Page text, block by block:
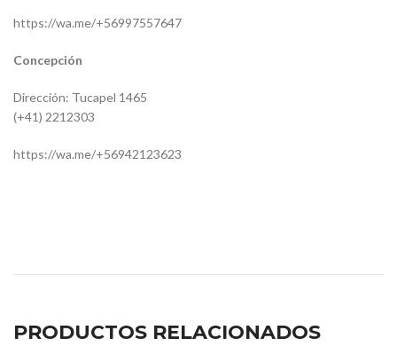
https://wa.me/+56997557647
Concepción
Dirección: Tucapel 1465
(+41) 2212303
https://wa.me/+56942123623
PRODUCTOS RELACIONADOS